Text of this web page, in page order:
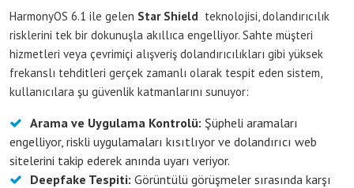
HarmonyOS 6.1 ile gelen Star Shield teknolojisi, dolandırıcılık
risklerini tek bir dokunuşla akıllıca engelliyor. Sahte müşteri
hizmetleri veya çevrimiçi alışveriş dolandırıcılıkları gibi yüksek
frekanslı tehditleri gerçek zamanlı olarak tespit eden sistem,
kullanıcılara şu güvenlik katmanlarını sunuyor:
Arama ve Uygulama Kontrolü: Şüpheli aramaları
engelliyor, riskli uygulamaları kısıtlıyor ve dolandırıcı web
sitelerini takip ederek anında uyarı veriyor.
Deepfake Tespiti: Görüntülü görüşmeler sırasında karşı